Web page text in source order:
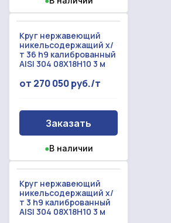
Круг нержавеющий
никельсодержащий х/
т 36 h9 калиброванный
AISI 304 08Х18Н10 3 м
от 270 050 руб./т
Заказать
●В наличии
Круг нержавеющий
никельсодержащий х/
т 3 h9 калиброванный
AISI 304 08Х18Н10 3 м
точный расчет сметы. Мы
Прикрепить смету на
Даю согласие на обработку
телефона
Предоставим бесплатную
нашим товарам и
металлопрокат
Заказать звонок
Даю согласие на
Форма
спасибо!
С вами свяжется наш
Форма не